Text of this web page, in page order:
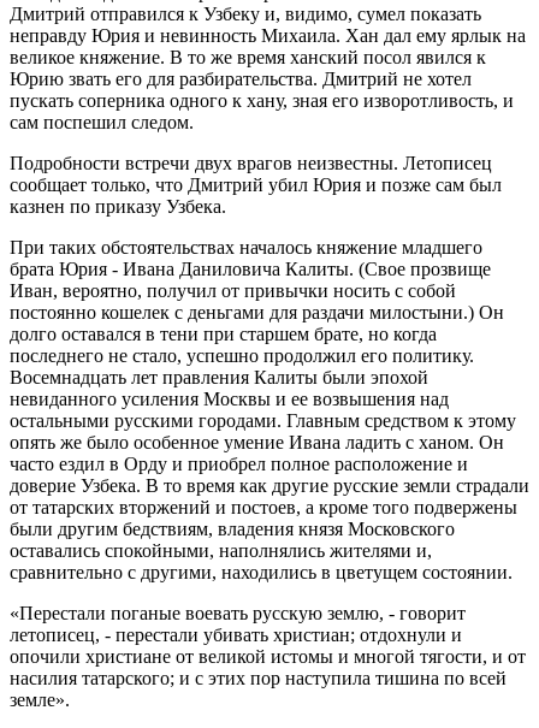
Дмитрий отправился к Узбеку и, видимо, сумел показать
неправду Юрия и невинность Михаила. Хан дал ему ярлык на
великое княжение. В то же время ханский посол явился к
Юрию звать его для разбирательства. Дмитрий не хотел
пускать соперника одного к хану, зная его изворотливость, и
сам поспешил следом.
Подробности встречи двух врагов неизвестны. Летописец
сообщает только, что Дмитрий убил Юрия и позже сам был
казнен по приказу Узбека.
При таких обстоятельствах началось княжение младшего
брата Юрия - Ивана Даниловича Калиты. (Свое прозвище
Иван, вероятно, получил от привычки носить с собой
постоянно кошелек с деньгами для раздачи милостыни.) Он
долго оставался в тени при старшем брате, но когда
последнего не стало, успешно продолжил его политику.
Восемнадцать лет правления Калиты были эпохой
невиданного усиления Москвы и ее возвышения над
остальными русскими городами. Главным средством к этому
опять же было особенное умение Ивана ладить с ханом. Он
часто ездил в Орду и приобрел полное расположение и
доверие Узбека. В то время как другие русские земли страдали
от татарских вторжений и постоев, а кроме того подвержены
были другим бедствиям, владения князя Московского
оставались спокойными, наполнялись жителями и,
сравнительно с другими, находились в цветущем состоянии.
«Перестали поганые воевать русскую землю, - говорит
летописец, - перестали убивать христиан; отдохнули и
опочили христиане от великой истомы и многой тягости, и от
насилия татарского; и с этих пор наступила тишина по всей
земле».